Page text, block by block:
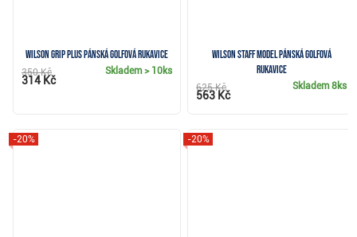
Wilson Grip Plus pánská golfová rukavice
Skladem> 10ks
350 Kč
314 Kč
Wilson Staff Model pánská golfová
rukavice
Skladem8ks
625 Kč
563 Kč
-20% -20%